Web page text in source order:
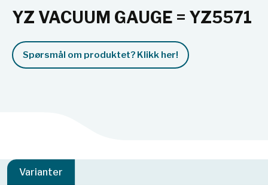
YZ VACUUM GAUGE = YZ5571
Spørsmål om produktet? Klikk her!
Varianter